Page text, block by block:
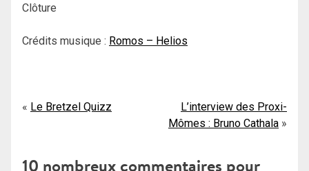
Clôture
Crédits musique : Romos – Helios
Navigation
l’article
Le Bretzel Quizz
L’interview des Proxi-
Mômes : Bruno Cathala
10 nombreux commentaires pour